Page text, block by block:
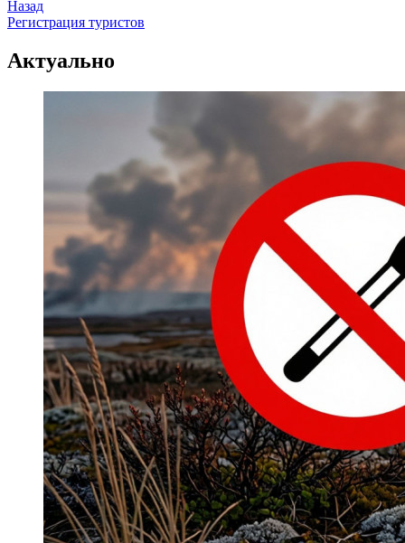
Назад
Регистрация туристов
Актуально